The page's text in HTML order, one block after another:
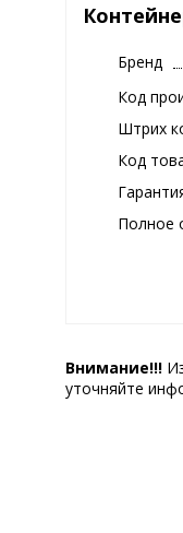
Бренд
Код
Штрих
Код
Полное
Внимание!!!
уточняйте